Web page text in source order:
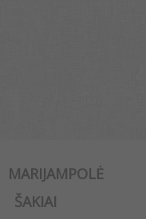
MARIJAMPOLĖ
ŠAKIAI